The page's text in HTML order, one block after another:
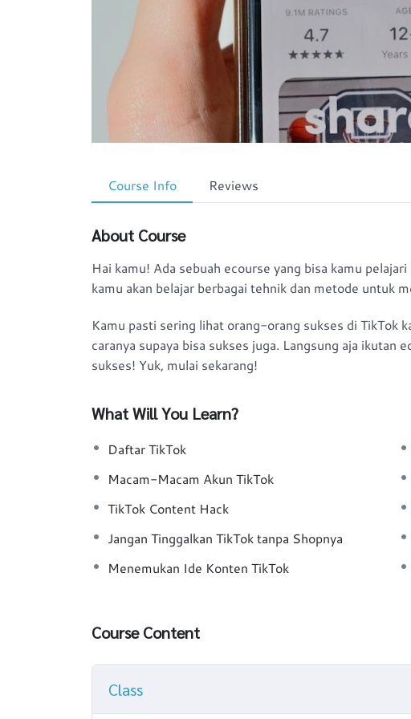
Course Info Reviews
About Course
Hai kamu! Ada sebuah ecourse yang bisa kamu
kamu akan belajar berbagai tehnik dan metode untuk
Kamu pasti sering lihat orang-orang sukses di TikTok
caranya supaya bisa sukses juga. Langsung aja
sukses! Yuk, mulai sekarang!
What Will You Learn?
Daftar TikTok
Macam-Macam Akun TikTok
TikTok Content Hack
Jangan Tinggalkan TikTok tanpa Shopnya
Menemukan Ide Konten TikTok
Course Content
Class